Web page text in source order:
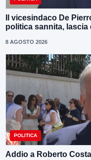
Il vicesindaco De
politica sannita, lascia
8 AGOSTO 2026
POLITICA
Addio a Roberto